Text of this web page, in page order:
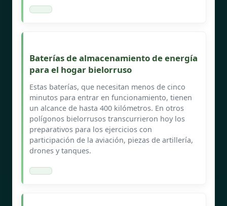
Baterías de almacenamiento de energía
para el hogar bielorruso
Estas baterías, que necesitan menos de cinco
minutos para entrar en funcionamiento, tienen
un alcance de hasta 400 kilómetros. En otros
polígonos bielorrusos transcurrieron hoy los
preparativos para los ejercicios con
participación de la aviación, piezas de artillería,
drones y tanques.